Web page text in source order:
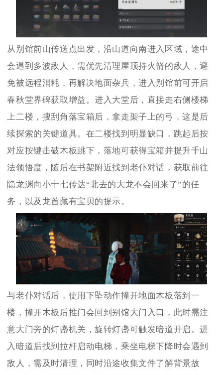
从别馆前山传送点出发，沿山道向南进入区域，途中
会遇到多波敌人，需优先清理屋顶持火箭的敌人，避
免被远程消耗，再解决地面杂兵，进入别馆前可开启
春秋堂界碑获取增益。进入大堂后，直接走右侧楼梯
上二楼，搜刮角落宝箱后，拿走架子上的弓，这是后
续探索的关键道具。在二楼找到明显缺口，跳起后按
对应按键击破木板跳下，落地可获得宝箱并提升千山
法领悟度，随后在书架附近找到老仆对话，获取前往
隐龙渊向小十七传达“北去的大龙不会回来了”的任
务，以及龙首藏有宝贝的提示。
与老仆对话后，使用下坠动作撞开地面木板落到一
楼，撞开木板后推门会回到别馆大门入口，此时需注
意大门旁的灯盏机关，旋转灯盏可触发暗道开启。进
入暗道后找到拉杆启动电梯，乘坐电梯下降时会遇到
敌人，需及时清理，同时沿途收集文件了解背景故